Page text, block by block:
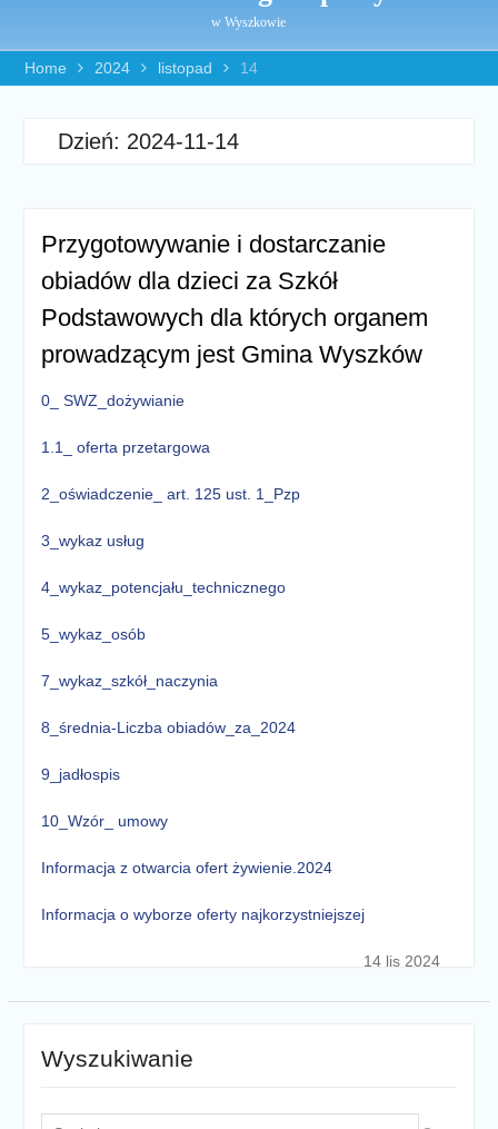
w Wyszkowie
Home 2024 listopad 14
Dzień: 2024-11-14
Przygotowywanie i dostarczanie
obiadów dla dzieci za Szkół
Podstawowych dla których organem
prowadzącym jest Gmina Wyszków
0_ SWZ_dożywianie
1.1_ oferta przetargowa
2_oświadczenie_ art. 125 ust. 1_Pzp
3_wykaz usług
4_wykaz_potencjału_technicznego
5_wykaz_osób
7_wykaz_szkół_naczynia
8_średnia-Liczba obiadów_za_2024
9_jadłospis
10_Wzór_ umowy
Informacja z otwarcia ofert żywienie.2024
Informacja o wyborze oferty najkorzystniejszej
14 lis 2024
Wyszukiwanie
Szukaj